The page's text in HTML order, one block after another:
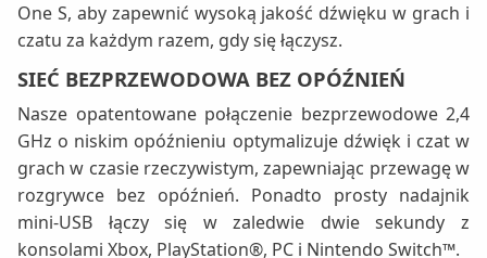
One S, aby zapewnić wysoką jakość dźwięku w grach i
czatu za każdym razem, gdy się łączysz.
SIEĆ BEZPRZEWODOWA BEZ OPÓŹNIEŃ
Nasze opatentowane połączenie bezprzewodowe 2,4
GHz o niskim opóźnieniu optymalizuje dźwięk i czat w
grach w czasie rzeczywistym, zapewniając przewagę w
rozgrywce bez opóźnień. Ponadto prosty nadajnik
mini-USB łączy się w zaledwie dwie sekundy z
konsolami Xbox, PlayStation®, PC i Nintendo Switch™.